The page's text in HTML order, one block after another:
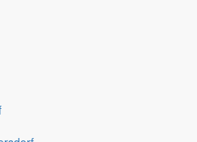
eine der wichtigsten und